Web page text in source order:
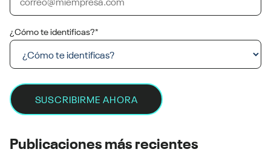
¿Cómo te identificas?*
Publicaciones más recientes